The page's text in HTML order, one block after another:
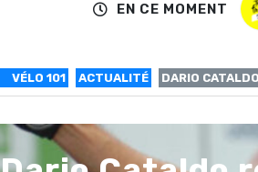
EN CE MOMENT
VÉLO 101 ACTUALITÉ DARIO